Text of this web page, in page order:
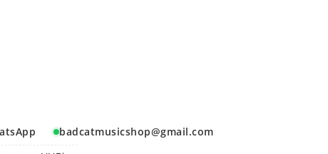
badcatmusicshop@gmail.com